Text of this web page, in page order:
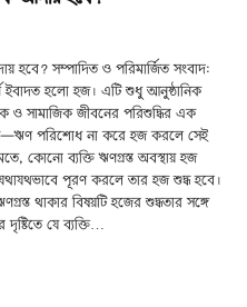
সম্পাদিত ও পরিমার্জিত সংবাদ:
ইবাদত হলো হজ। এটি শুধু আনুষ্ঠানিক
ও সামাজিক জীবনের পরিশুদ্ধির এক
পরিশোধ না করে হজ করলে সেই
কোনো ব্যক্তি ঋণগ্রস্ত অবস্থায় হজ
পূরণ করলে তার হজ শুদ্ধ হবে।
থাকার বিষয়টি হজের শুদ্ধতার সঙ্গে
যে ব্যক্তি…